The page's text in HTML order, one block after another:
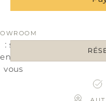
: sur
vous